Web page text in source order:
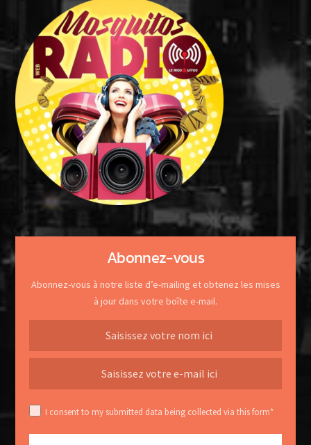
Abonnez-vous
Abonnez-vous à notre liste d’e-mailing et obtenez les mises
à jour dans votre boîte e-mail.
I consent to my submitted data being collected via this form*